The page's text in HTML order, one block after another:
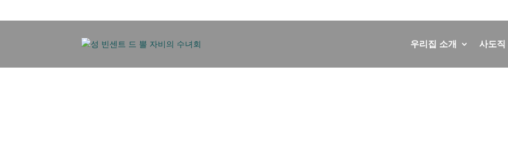
우리집 소개 사도직